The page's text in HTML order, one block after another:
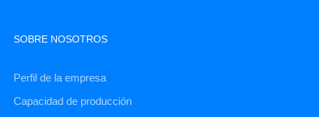
SOBRE NOSOTROS
Perfil de la empresa
Capacidad de producción